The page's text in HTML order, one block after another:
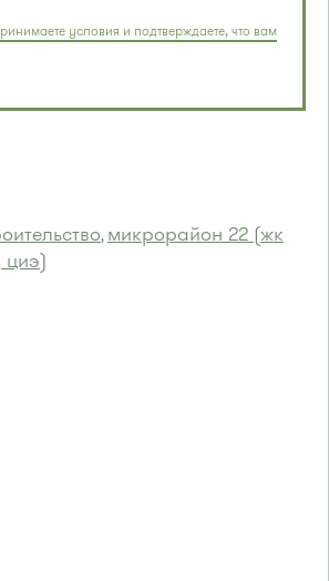
условия и подтверждаете, что вам
, микрорайон 22 (жк
циэ)